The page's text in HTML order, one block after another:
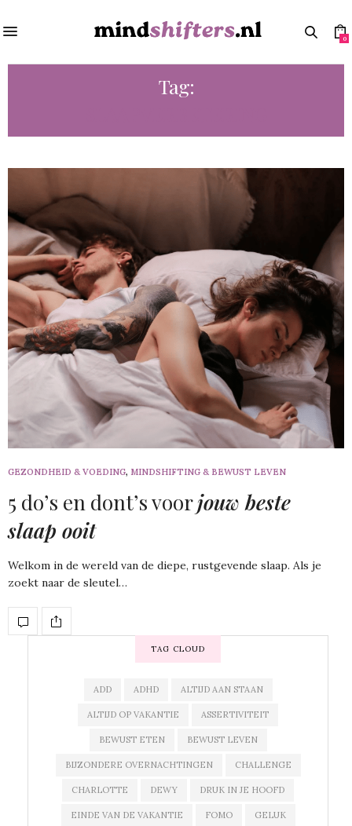
0
Tag:
GEZONDHEID & VOEDING, MINDSHIFTING & BEWUST LEVEN
5 do’s en dont’s voorjouw beste
slaap ooit
Welkom in de wereld van de diepe, rustgevende slaap. Als je
zoekt naar de sleutel…
TAG CLOUD
ADD ADHD ALTIJD AAN STAAN
ALTIJD OP VAKANTIE ASSERTIVITEIT
BEWUST ETEN BEWUST LEVEN
BIJZONDERE OVERNACHTINGEN CHALLENGE
CHARLOTTE DEWY DRUK IN JE HOOFD
EINDE VAN DE VAKANTIE FOMO GELUK